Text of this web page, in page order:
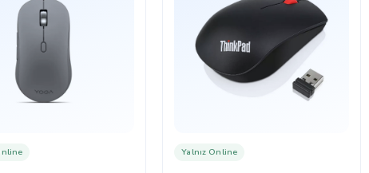
Yalnız Online